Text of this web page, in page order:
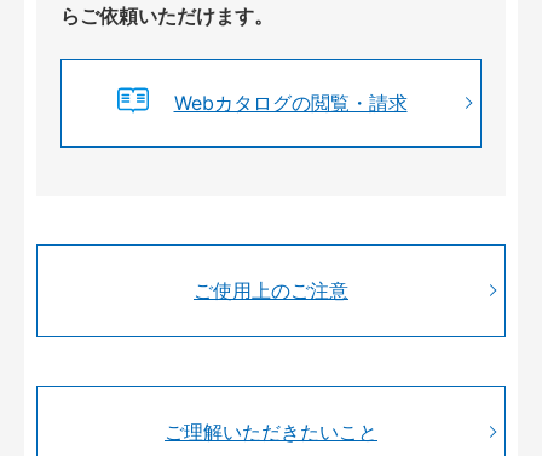
らご依頼いただけます。
Webカタログの閲覧・請求
ご使用上のご注意
ご理解いただきたいこと